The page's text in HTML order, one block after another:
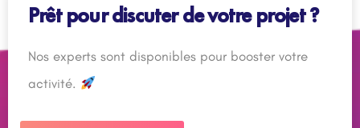
Prêt pour discuter de votre projet ?
Nos experts sont disponibles pour booster votre
activité.